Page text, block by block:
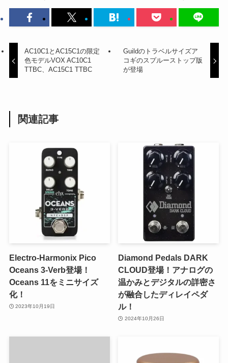
AC10C1とAC15C1の限定
色モデルVOX AC10C1
TTBC、AC15C1 TTBC
Guildのトラベルサイズア
コギのスプルーストップ版
が登場
関連記事
Electro-Harmonix Pico
Oceans 3-Verb登場！
Oceans 11をミニサイズ
化！
2023年10月19日
Diamond Pedals DARK
CLOUD登場！アナログの
温かみとデジタルの詳密さ
が融合したディレイペダ
ル！
2024年10月26日